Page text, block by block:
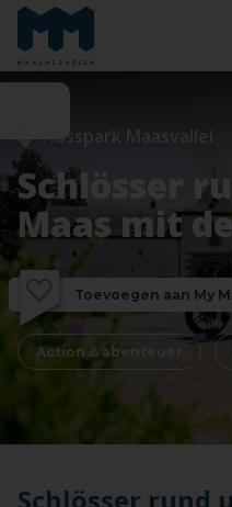
Flusspark Maasvallei
Schlösser
Maas mit
Toevoegen aan My
Action & abenteuer